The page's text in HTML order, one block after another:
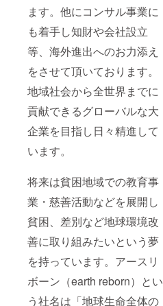
ます。他にコンサル事業に
も着手し知財や会社設立
等、海外進出へのお力添え
をさせて頂いております。
地域社会から全世界までに
貢献できるグローバルな大
企業を目指し日々精進して
います。
将来は貧困地域での教育事
業・慈善活動などを展開し
貧困、差別など地球環境改
善に取り組みたいという夢
を持っています。アースリ
ボーン（earth reborn）とい
う社名は「地球生命全体の